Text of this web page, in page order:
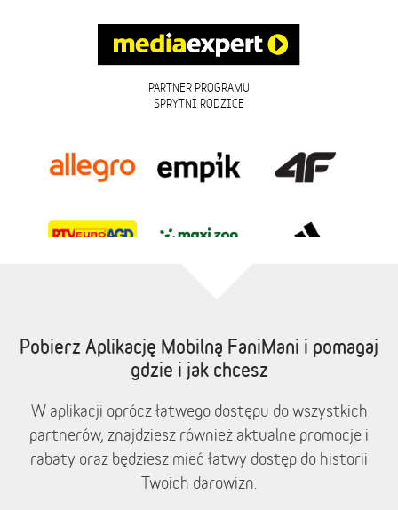
PARTNER PROGRAMU
SPRYTNI RODZICE
Pobierz Aplikację Mobilną FaniMani i pomagaj
gdzie i jak chcesz
W aplikacji oprócz łatwego dostępu do wszystkich
partnerów, znajdziesz również aktualne promocje i
rabaty oraz będziesz mieć łatwy dostęp do historii
Twoich darowizn.